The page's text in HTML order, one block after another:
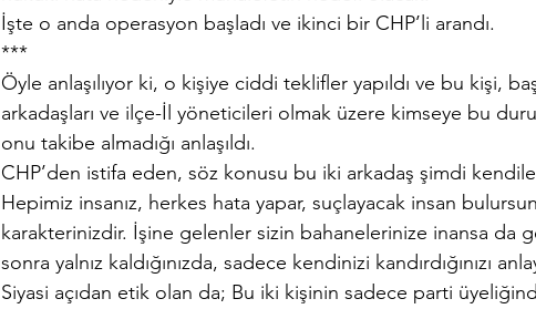
İşte o anda operasyon başladı ve ikinci bir CHP’li arandı.
***
Öyle anlaşılıyor ki, o kişiye ciddi teklifler yapıldı ve bu kişi,
arkadaşları ve ilçe-İl yöneticileri olmak üzere kimseye bu
onu takibe almadığı anlaşıldı.
CHP’den istifa eden, söz konusu bu iki arkadaş şimdi
Hepimiz insanız, herkes hata yapar, suçlayacak insan
karakterinizdir. İşine gelenler sizin bahanelerinize inansa da
sonra yalnız kaldığınızda, sadece kendinizi kandırdığınızı
Siyasi açıdan etik olan da; Bu iki kişinin sadece parti